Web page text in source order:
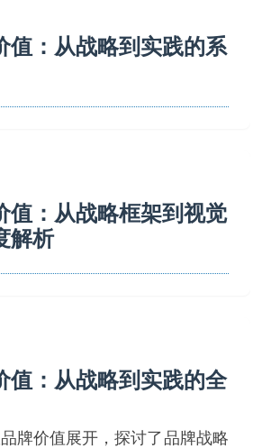
值：从战略到实践的系
值：从战略框架到视觉
解析
值：从战略到实践的全
牌价值展开，探讨了品牌战略